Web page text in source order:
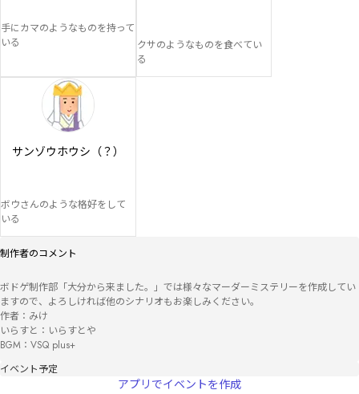
手にカマのようなものを持って
いる
クサのようなものを食べてい
る
サンゾウホウシ（？）
ボウさんのような格好をして
いる
制作者のコメント
ボドゲ制作部「大分から来ました。」では様々なマーダーミステリーを作成してい
ますので、よろしければ他のシナリオもお楽しみください。
作者：みけ
いらすと：いらすとや
BGM：VSQ plus+
イベント予定
アプリでイベントを作成